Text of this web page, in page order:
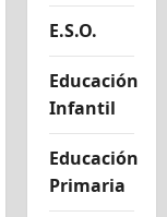
E.S.O.
Educación
Infantil
Educación
Primaria